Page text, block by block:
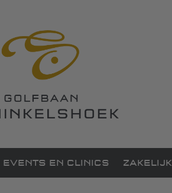
EVENTS EN CLINICS ZAKELIJK